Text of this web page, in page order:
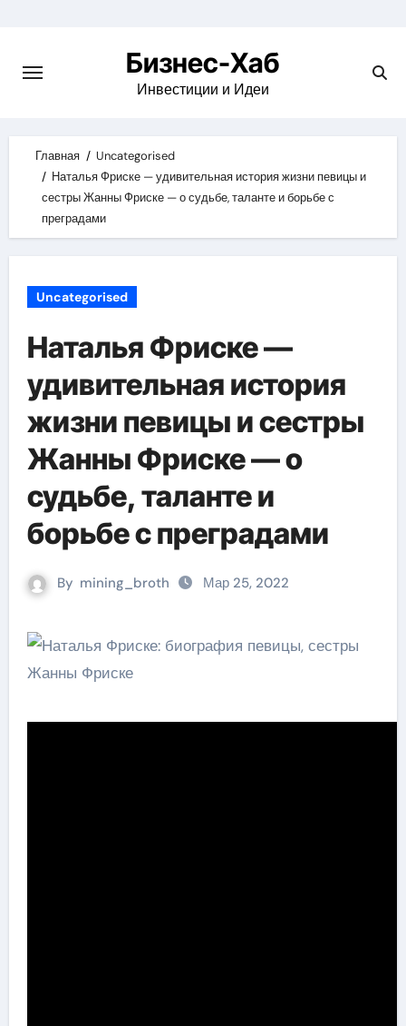
content
Бизнес-Хаб
Инвестиции и Идеи
Главная
Uncategorised
Наталья Фриске — удивительная история жизни певицы и
сестры Жанны Фриске — о судьбе, таланте и борьбе с
преградами
Uncategorised
Наталья Фриске —
удивительная история
жизни певицы и сестры
Жанны Фриске — о
судьбе, таланте и
борьбе с преградами
By mining_broth Мар 25, 2022